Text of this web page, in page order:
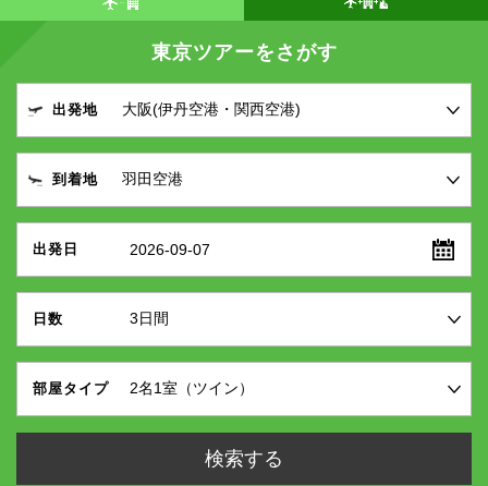
東京ツアーをさがす
出発地
到着地
出発日 2026-09-07
日数
部屋タイプ